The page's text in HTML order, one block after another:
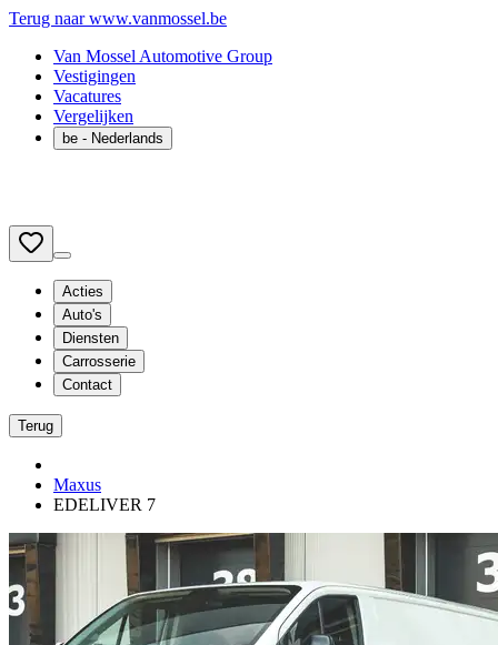
Terug naar www.vanmossel.be
Van Mossel Automotive Group
Vestigingen
Vacatures
Vergelijken
be - Nederlands
Acties
Auto's
Diensten
Carrosserie
Contact
Terug
Maxus
EDELIVER 7